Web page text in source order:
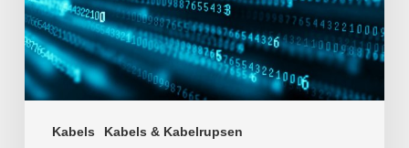
Kabels Kabels & Kabelrupsen